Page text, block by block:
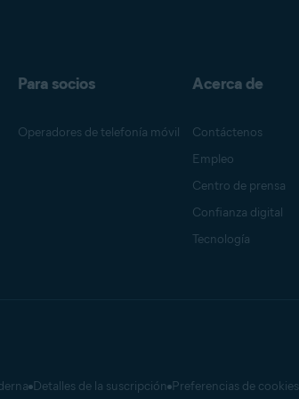
Para socios
Operadores de telefonía móvil
Acerca de
Contáctenos
Empleo
Centro de prensa
Confianza digital
Tecnología
Detalles de la suscripción Preferencias de cookies